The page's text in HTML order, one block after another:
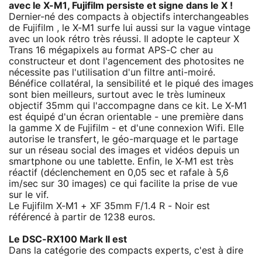
avec le X-M1, Fujifilm persiste et signe dans le X !
Dernier-né des compacts à objectifs interchangeables
de Fujifilm , le X-M1 surfe lui aussi sur la vague vintage
avec un look rétro très réussi. Il adopte le capteur X
Trans 16 mégapixels au format APS-C cher au
constructeur et dont l'agencement des photosites ne
nécessite pas l'utilisation d'un filtre anti-moiré.
Bénéfice collatéral, la sensibilité et le piqué des images
sont bien meilleurs, surtout avec le très lumineux
objectif 35mm qui l'accompagne dans ce kit. Le X-M1
est équipé d'un écran orientable - une première dans
la gamme X de Fujifilm - et d'une connexion Wifi. Elle
autorise le transfert, le géo-marquage et le partage
sur un réseau social des images et vidéos depuis un
smartphone ou une tablette. Enfin, le X-M1 est très
réactif (déclenchement en 0,05 sec et rafale à 5,6
im/sec sur 30 images) ce qui facilite la prise de vue
sur le vif.
Le Fujifilm X-M1 + XF 35mm F/1.4 R - Noir est
référencé à partir de 1238 euros.
Le DSC-RX100 Mark II est
Dans la catégorie des compacts experts, c'est à dire